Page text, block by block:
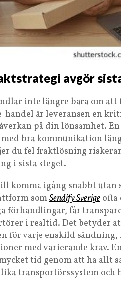
avgör
inte längre bara om
handel är leveransen en
på din lönsamhet.
bra kommunikation
du fel fraktlösning
i sista steget.
komma igång snabbt
somSendify Sverige ofta
förhandlingar, får
i realtid. Det betyder
för varje enskild
med varierande krav.
tid genom att ha allt
transportörssystem och